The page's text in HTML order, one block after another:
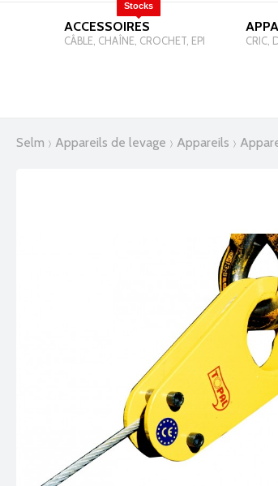
ACCESSOIRES
Stocks
CÂBLE, CHAÎNE, CROCHET, EPI CRIC,
selm appareils de levage appareils